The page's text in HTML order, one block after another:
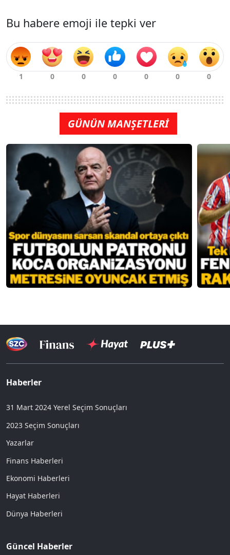
Bu habere emoji ile tepki ver
GÜNÜN MANŞETLERİ
Haberler
31 Mart 2024 Yerel Seçim Sonuçları
2023 Seçim Sonuçları
Yazarlar
Finans Haberleri
Ekonomi Haberleri
Hayat Haberleri
Dünya Haberleri
Güncel Haberler